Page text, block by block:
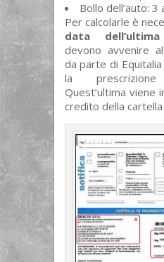
Bollo dell’auto: 3
Per calcolarle è
data
devono avvenire
da parte di
la
Quest’ultima viene
credito della cartella